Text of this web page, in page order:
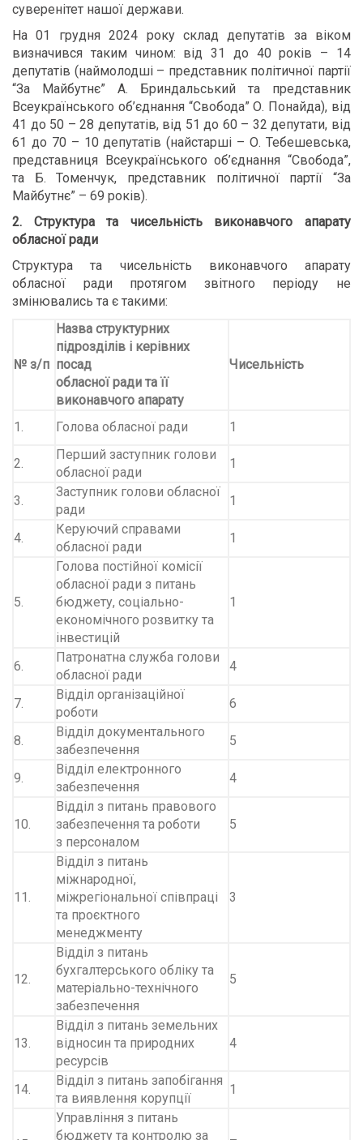
суверенітет нашої держави.
На 01 грудня 2024 року склад депутатів за віком
визначився таким чином: від 31 до 40 років – 14
депутатів (наймолодші – представник політичної партії
“За Майбутнє” А. Бриндальський та представник
Всеукраїнського об’єднання “Свобода” О. Понайда), від
41 до 50 – 28 депутатів, від 51 до 60 – 32 депутати, від
61 до 70 – 10 депутатів (найстарші – О. Тебешевська,
представниця Всеукраїнського об’єднання “Свобода”,
та Б. Томенчук, представник політичної партії “За
Майбутнє” – 69 років).
2. Структура та чисельність виконавчого апарату
обласної ради
Структура та чисельність виконавчого апарату
обласної ради протягом звітного періоду не
змінювались та є такими:
№ з/п
Назва структурних
підрозділів і керівних
посад
обласної ради та її
виконавчого апарату
Чисельність
1. Голова обласної ради 1
2.
Перший заступник голови
обласної ради
1
3.
Заступник голови обласної
ради
1
4.
Керуючий справами
обласної ради
1
5.
Голова постійної комісії
обласної ради з питань
бюджету, соціально-
економічного розвитку та
інвестицій
1
6.
Патронатна служба голови
обласної ради
4
7.
Відділ організаційної
роботи
6
8.
Відділ документального
забезпечення
5
9.
Відділ електронного
забезпечення
4
10.
Відділ з питань правового
забезпечення та роботи
з персоналом
5
11.
Відділ з питань
міжнародної,
міжрегіональної співпраці
та проєктного
менеджменту
3
12.
Відділ з питань
бухгалтерського обліку та
матеріально-технічного
забезпечення
5
13.
Відділ з питань земельних
відносин та природних
ресурсів
4
14.
Відділ з питань запобігання
та виявлення корупції
1
Управління з питань
бюджету та контролю за